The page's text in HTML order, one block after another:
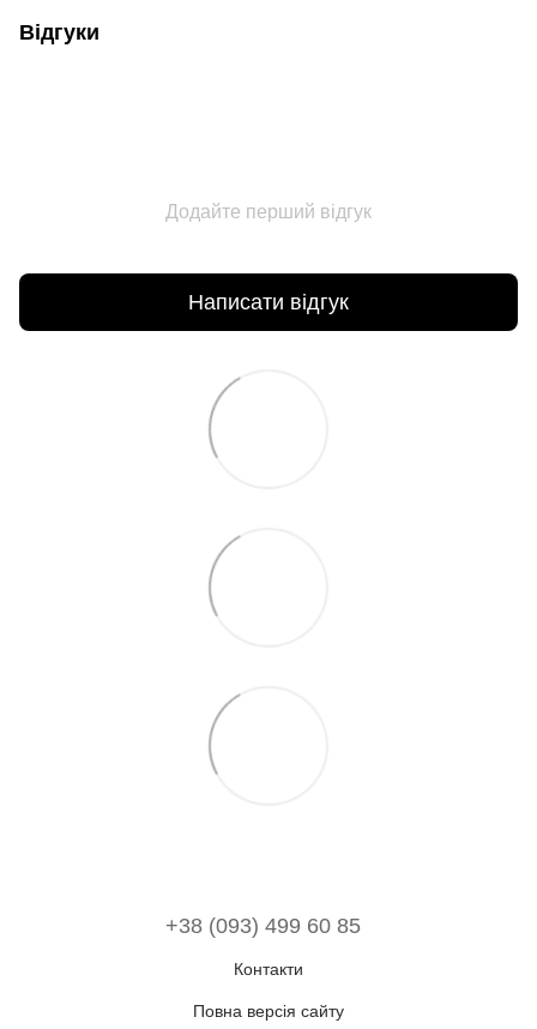
Відгуки
Додайте перший відгук
Написати відгук
+38 (093) 499 60 85
Контакти
Повна версія сайту